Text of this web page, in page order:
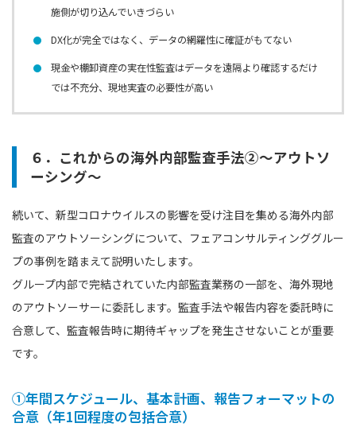
施側が切り込んでいきづらい
DX化が完全ではなく、データの網羅性に確証がもてない
現金や棚卸資産の実在性監査はデータを遠隔より確認するだけ
では不充分、現地実査の必要性が高い
６．これからの海外内部監査手法②～アウトソ
ーシング～
続いて、新型コロナウイルスの影響を受け注目を集める海外内部
監査のアウトソーシングについて、フェアコンサルティンググルー
プの事例を踏まえて説明いたします。
グループ内部で完結されていた内部監査業務の一部を、海外現地
のアウトソーサーに委託します。監査手法や報告内容を委託時に
合意して、監査報告時に期待ギャップを発生させないことが重要
です。
①年間スケジュール、基本計画、報告フォーマットの
合意（年1回程度の包括合意）